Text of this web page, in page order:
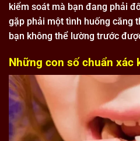
kiểm soát mà bạn đang phải
gặp phải một tình huống căng
bạn không thể lường trước
Những con số chuẩn xác